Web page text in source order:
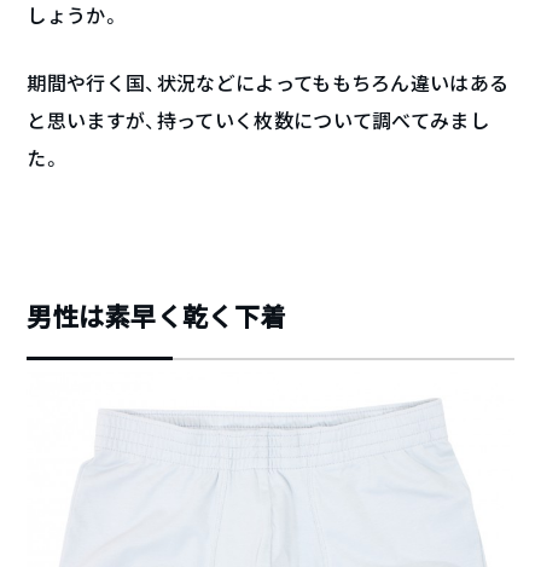
しょうか。
期間や行く国、状況などによってももちろん違いはある
と思いますが、持っていく枚数について調べてみまし
た。
男性は素早く乾く下着